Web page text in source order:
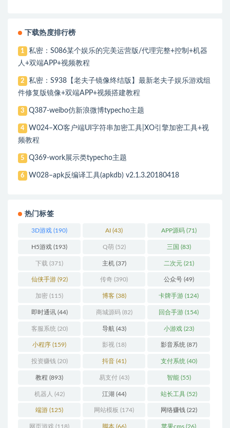
下载热度排行榜
1
私密：S086某个娱乐的完美运营版/代理完整+控制+机器
人+双端APP+视频教程
2
私密：S938【老夫子镜像终结版】最新老夫子娱乐游戏组
件修复版镜像+双端APP+视频搭建教程
3 Q387-weibo仿新浪微博typecho主题
4
W024–XO客户端UI字符串加密工具|XO引擎加密工具+视
频教程
5 Q369-work展示类typecho主题
6 W028–apk反编译工具(apkdb) v2.1.3.20180418
热门标签
3D游戏 (190) AI (43) APP源码(71)
H5游戏 (193) Q萌(52) 三国 (83)
下载 (371) 主机(37) 二次元(21)
仙侠手游(92) 传奇 (390) 公众号(49)
加密 (115) 博客(38) 卡牌手游 (124)
即时通讯(44) 商城源码(82) 回合手游 (154)
客服系统 (20) 导航(43) 小游戏(23)
小程序 (159) 影视(18) 影音系统 (87)
投资赚钱 (20) 抖音(41) 支付系统 (40)
教程 (893) 易支付(43) 智能(55)
机器人 (42) 江湖 (44) 站长工具(52)
端游 (125) 网站模板 (174) 网络赚钱(22)
网页游戏 (118) 脚本(66) 苹果cms (26)